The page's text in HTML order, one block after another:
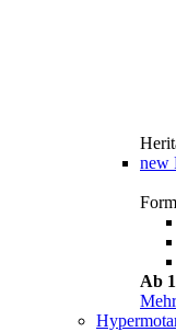
new
Ab